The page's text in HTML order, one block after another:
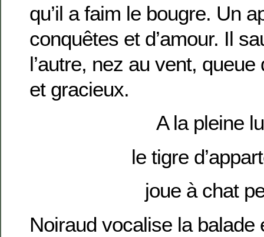
qu’il a faim le bougre. Un
conquêtes et d’amour. Il
l’autre, nez au vent,
et gracieux.
A la pleine
le tigre
joue à chat
Noiraud vocalise la balade